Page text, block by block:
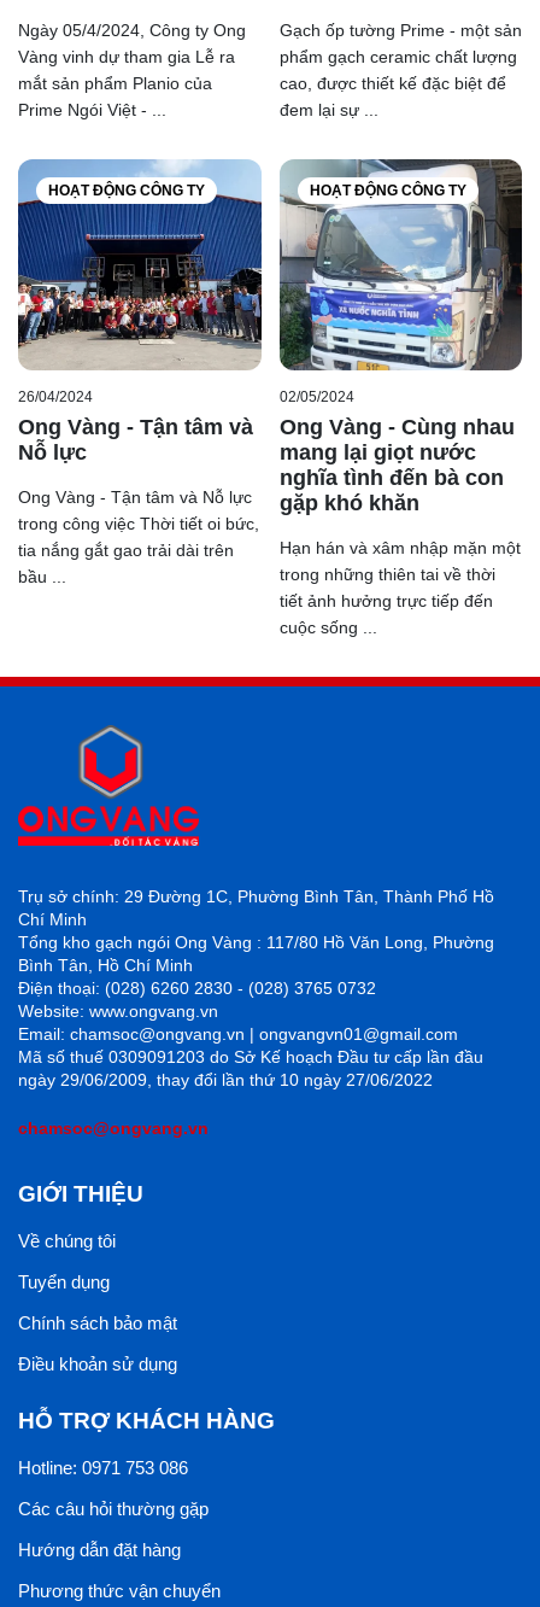
Ngày 05/4/2024, Công ty Ong
Vàng vinh dự tham gia Lễ ra
mắt sản phẩm Planio của
Prime Ngói Việt - ...
Gạch ốp tường Prime - một sản
phẩm gạch ceramic chất lượng
cao, được thiết kế đặc biệt để
đem lại sự ...
HOẠT ĐỘNG CÔNG TY
26/04/2024
Ong Vàng - Tận tâm và
Nỗ lực
Ong Vàng - Tận tâm và Nỗ lực
trong công việc Thời tiết oi bức,
tia nắng gắt gao trải dài trên
bầu ...
HOẠT ĐỘNG CÔNG TY
02/05/2024
Ong Vàng - Cùng nhau
mang lại giọt nước
nghĩa tình đến bà con
gặp khó khăn
Hạn hán và xâm nhập mặn một
trong những thiên tai về thời
tiết ảnh hưởng trực tiếp đến
cuộc sống ...
Trụ sở chính: 29 Đường 1C, Phường Bình Tân, Thành Phố Hồ
Chí Minh
Tổng kho gạch ngói Ong Vàng : 117/80 Hồ Văn Long, Phường
Bình Tân, Hồ Chí Minh
Điện thoại: (028) 6260 2830 - (028) 3765 0732
Website: www.ongvang.vn
Email: chamsoc@ongvang.vn | ongvangvn01@gmail.com
Mã số thuế 0309091203 do Sở Kế hoạch Đầu tư cấp lần đầu
ngày 29/06/2009, thay đổi lần thứ 10 ngày 27/06/2022
chamsoc@ongvang.vn
GIỚI THIỆU
Về chúng tôi
Tuyển dụng
Chính sách bảo mật
Điều khoản sử dụng
HỖ TRỢ KHÁCH HÀNG
Hotline: 0971 753 086
Các câu hỏi thường gặp
Hướng dẫn đặt hàng
Phương thức vận chuyển